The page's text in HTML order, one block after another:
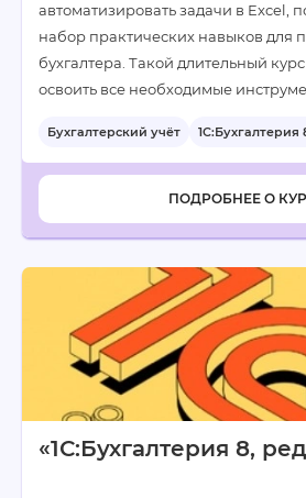
автоматизировать задачи в Excel,
набор практических навыков для
бухгалтера. Такой длительный
освоить все необходимые
Бухгалтерский учёт 1С:Бухгалтерия
ПОДРОБНЕЕ О
«1С:Бухгалтерия 8,